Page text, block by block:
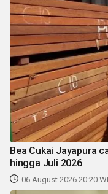
Bea Cukai Jayapura
hingga Juli 2026
06 August 2026 20:20